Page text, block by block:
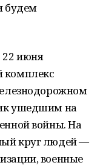
будем
22 июня
комплекс
ушедшим на
войны. На
круг людей —
военные